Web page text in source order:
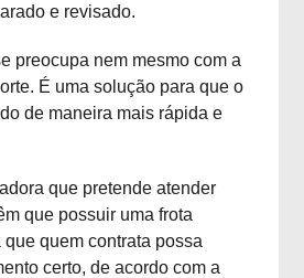
e revisado.
preocupa nem mesmo com a
É uma solução para que o
de maneira mais rápida e
que pretende atender
que possuir uma frota
quem contrata possa
certo, de acordo com a